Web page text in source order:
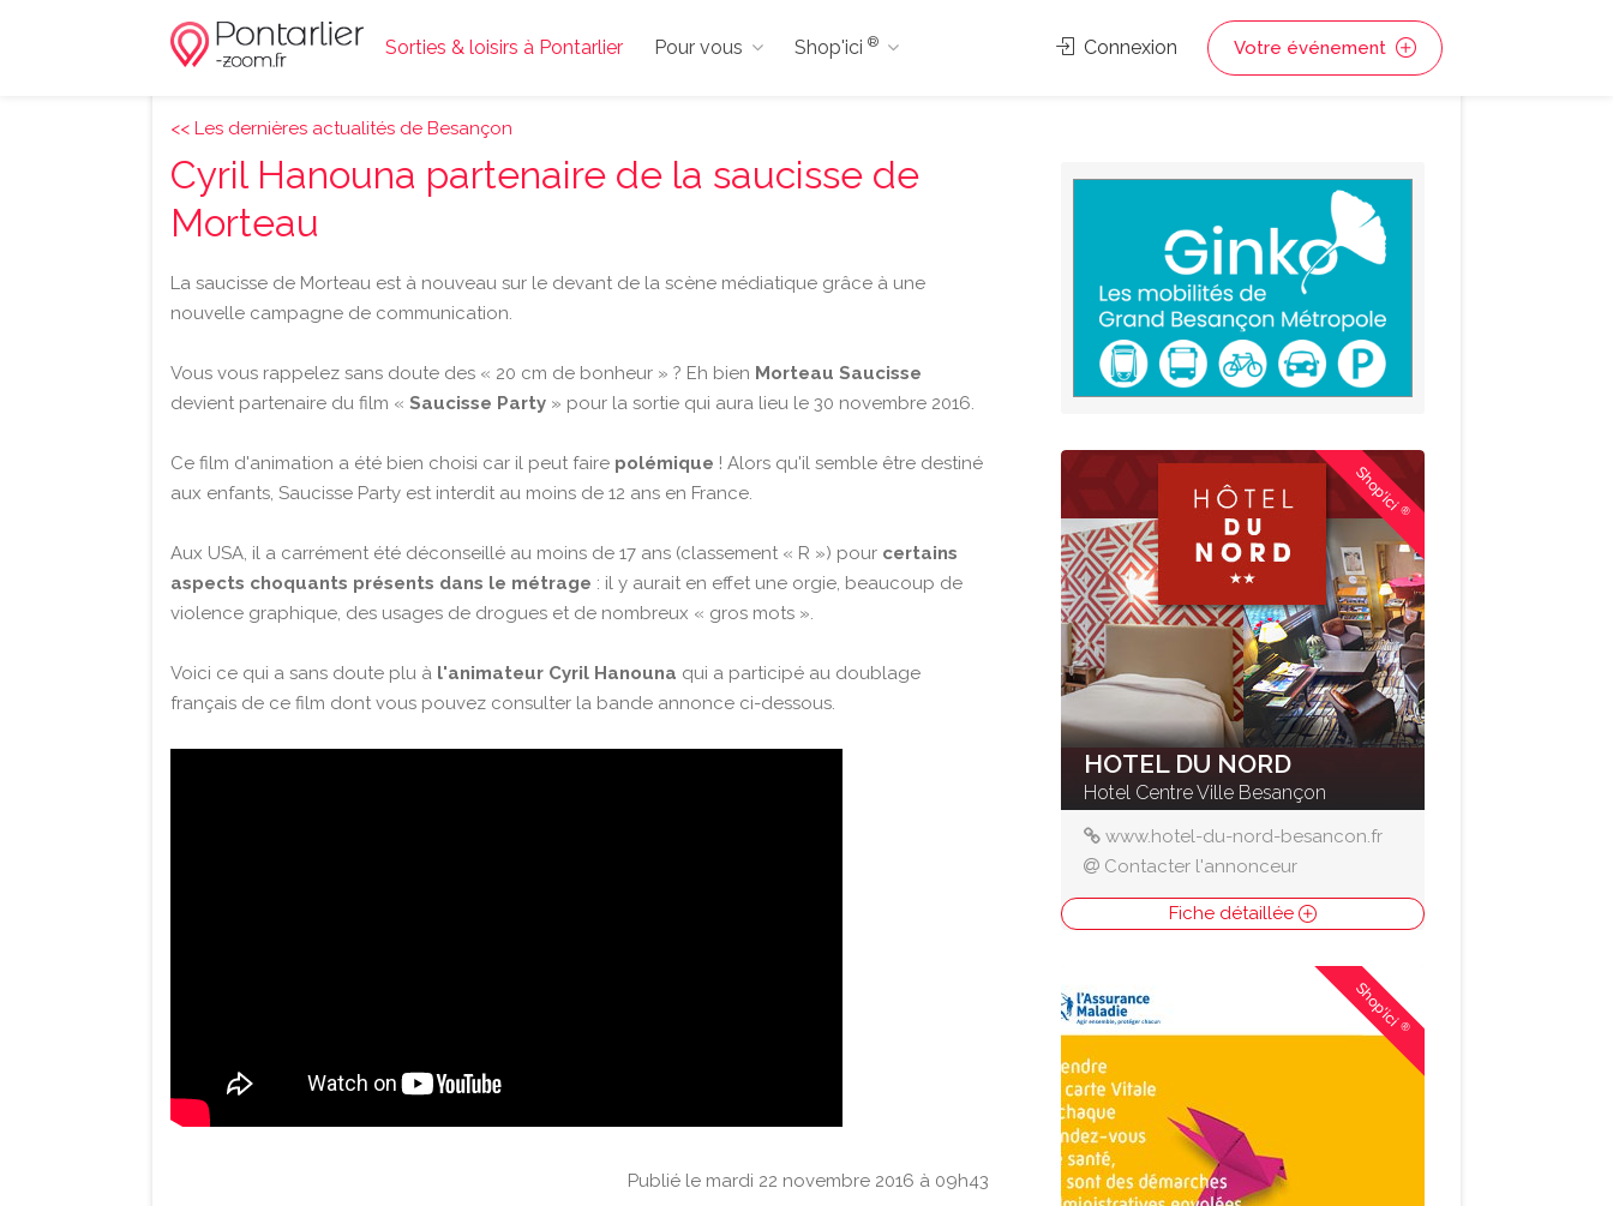
Sorties & loisirs à Pontarlier Pour vous Shop'ici® Connexion Votre événement
<< Les dernières actualités de Besançon
Cyril Hanouna partenaire de la saucisse de
Morteau
La saucisse de Morteau est à nouveau sur le devant de la scène médiatique grâce à une
nouvelle campagne de communication.
Vous vous rappelez sans doute des « 20 cm de bonheur » ? Eh bien Morteau Saucisse
devient partenaire du film « Saucisse Party » pour la sortie qui aura lieu le 30 novembre 2016.
Ce film d'animation a été bien choisi car il peut faire polémique ! Alors qu'il semble être destiné
aux enfants, Saucisse Party est interdit au moins de 12 ans en France.
Aux USA, il a carrément été déconseillé au moins de 17 ans (classement « R ») pour certains
aspects choquants présents dans le métrage : il y aurait en effet une orgie, beaucoup de
violence graphique, des usages de drogues et de nombreux « gros mots ».
Voici ce qui a sans doute plu à l'animateur Cyril Hanouna qui a participé au doublage
français de ce film dont vous pouvez consulter la bande annonce ci-dessous.
Publié le mardi 22 novembre 2016 à 09h43
Shop'ici®
HOTEL DU NORD
Hotel Centre Ville Besançon
www.hotel-du-nord-besancon.fr
Contacter l'annonceur
Fiche détaillée
Shop'ici®